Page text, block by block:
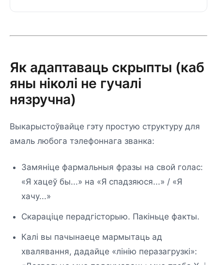
Як адаптаваць скрыпты (каб
яны ніколі не гучалі
нязручна)
Выкарыстоўвайце гэту простую структуру для
амаль любога тэлефоннага званка:
Замяніце фармальныя фразы на свой голас:
«Я хацеў бы...» на «Я спадзяюся...» / «Я
хачу...»
Скараціце перадгісторыю. Пакіньце факты.
Калі вы пачынаеце мармытаць ад
хвалявання, дадайце «лінію перазагрузкі»: